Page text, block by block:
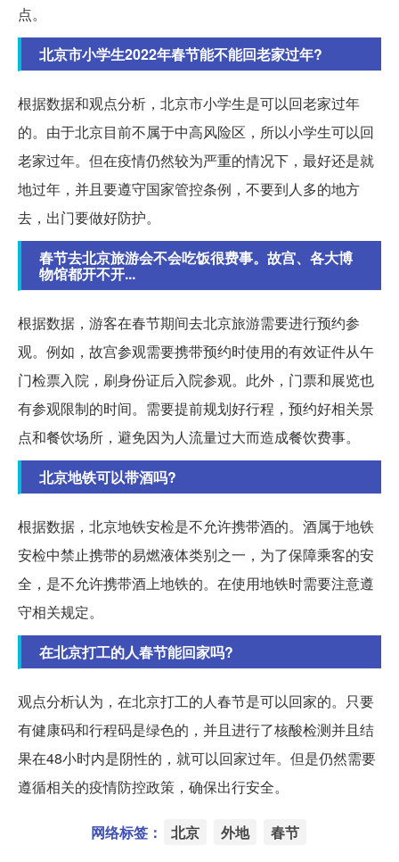
点。
北京市小学生2022年春节能不能回老家过年?
根据数据和观点分析，北京市小学生是可以回老家过年
的。由于北京目前不属于中高风险区，所以小学生可以回
老家过年。但在疫情仍然较为严重的情况下，最好还是就
地过年，并且要遵守国家管控条例，不要到人多的地方
去，出门要做好防护。
春节去北京旅游会不会吃饭很费事。故宫、各大博
物馆都开不开...
根据数据，游客在春节期间去北京旅游需要进行预约参
观。例如，故宫参观需要携带预约时使用的有效证件从午
门检票入院，刷身份证后入院参观。此外，门票和展览也
有参观限制的时间。需要提前规划好行程，预约好相关景
点和餐饮场所，避免因为人流量过大而造成餐饮费事。
北京地铁可以带酒吗?
根据数据，北京地铁安检是不允许携带酒的。酒属于地铁
安检中禁止携带的易燃液体类别之一，为了保障乘客的安
全，是不允许携带酒上地铁的。在使用地铁时需要注意遵
守相关规定。
在北京打工的人春节能回家吗?
观点分析认为，在北京打工的人春节是可以回家的。只要
有健康码和行程码是绿色的，并且进行了核酸检测并且结
果在48小时内是阴性的，就可以回家过年。但是仍然需要
遵循相关的疫情防控政策，确保出行安全。
网络标签： 北京 外地 春节